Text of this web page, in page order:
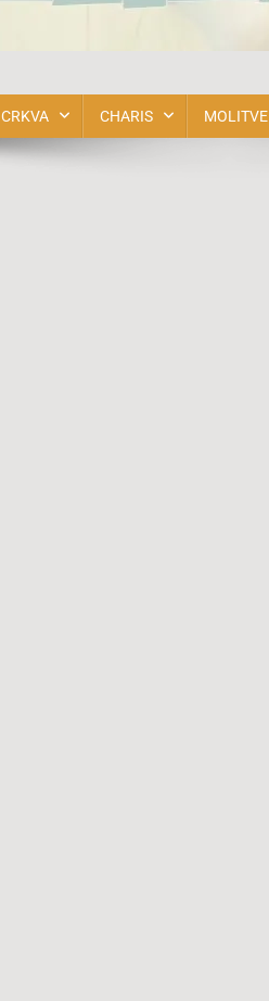
CRKVA CHARIS MOLITVE